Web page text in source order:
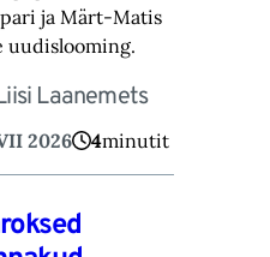
ja Märt-Matis
uudislooming.
Laanemets
2026 4minutit